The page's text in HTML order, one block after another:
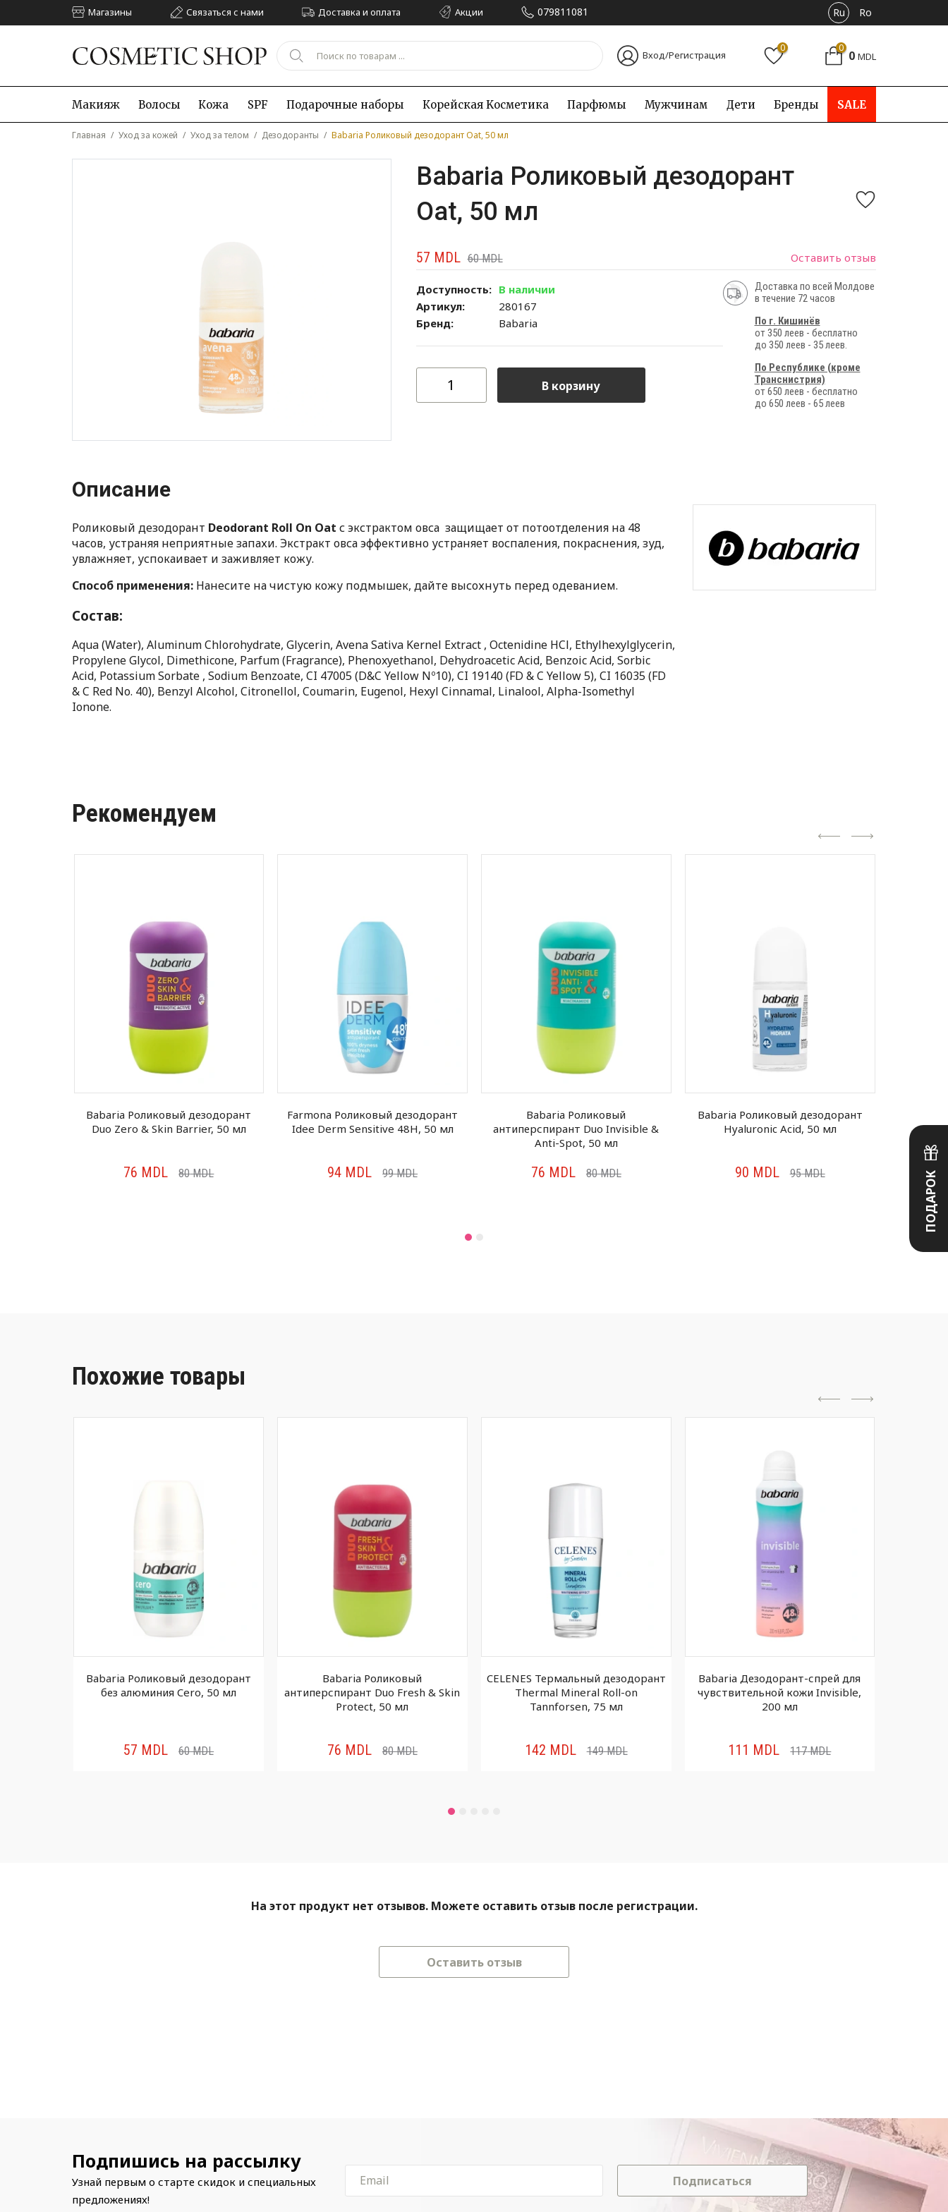
Магазины Связаться с нами Доставка и оплата Акции 079811081 Ru Ro
Вход/Регистрация
0 0 0 MDL
Макияж Волосы Кожа SPF Подарочные наборы Корейская Kосметика Парфюмы Мужчинам Дети Бренды SALE
Главная / Уход за кожей / Уход за телом / Дезодоранты / Babaria Роликовый дезодорант Oat, 50 мл
Babaria Роликовый дезодорант
Oat, 50 мл
57 MDL 60MDL Оставить отзыв
Доступность: В наличии
Артикул:
280167
Бренд:
Babaria
В корзину
Доставка по всей Молдове
в течение 72 часов
По г. Кишинёв
от 350 леев - бесплатно
до 350 леев - 35 леев.
По Республике (кроме
Транснистрия)
от 650 леев - бесплатно
до 650 леев - 65 леев
Описание
Роликовый дезодорант Deodorant Roll On Oat с экстрактом овса защищает от потоотделения на 48
часов, устраняя неприятные запахи. Экстракт овса эффективно устраняет воспаления, покраснения, зуд,
увлажняет, успокаивает и заживляет кожу.
Способ применения: Нанесите на чистую кожу подмышек, дайте высохнуть перед одеванием.
Состав:
Aqua (Water), Aluminum Chlorohydrate, Glycerin, Avena Sativa Kernel Extract , Octenidine HCl, Ethylhexylglycerin,
Propylene Glycol, Dimethicone, Parfum (Fragrance), Phenoxyethanol, Dehydroacetic Acid, Benzoic Acid, Sorbic
Acid, Potassium Sorbate , Sodium Benzoate, CI 47005 (D&C Yellow Nº10), CI 19140 (FD & C Yellow 5), CI 16035 (FD
& C Red No. 40), Benzyl Alcohol, Citronellol, Coumarin, Eugenol, Hexyl Cinnamal, Linalool, Alpha-Isomethyl
Ionone.
Рекомендуем
Babaria Роликовый дезодорант
Duo Zero & Skin Barrier, 50 мл
76 MDL 80MDL
Farmona Роликовый дезодорант
Idee Derm Sensitive 48H, 50 мл
94 MDL 99MDL
Babaria Роликовый
антиперспирант Duo Invisible &
Anti-Spot, 50 мл
76 MDL 80MDL
Babaria Роликовый дезодорант
Hyaluronic Acid, 50 мл
90 MDL 95MDL
Похожие товары
Babaria Роликовый дезодорант
без алюминия Cero, 50 мл
57 MDL 60MDL
Babaria Роликовый
антиперспирант Duo Fresh & Skin
Protect, 50 мл
76 MDL 80MDL
CELENES Термальный дезодорант
Thermal Mineral Roll-on
Tannforsen, 75 мл
142 MDL 149MDL
Babaria Дезодорант-спрей для
чувствительной кожи Invisible,
200 мл
111 MDL 117MDL
На этот продукт нет отзывов. Можете оставить отзыв после регистрации.
Оставить отзыв
Подпишись на рассылку
Узнай первым о старте скидок и специальных
предложениях!
Подписаться
ПОДАРОК